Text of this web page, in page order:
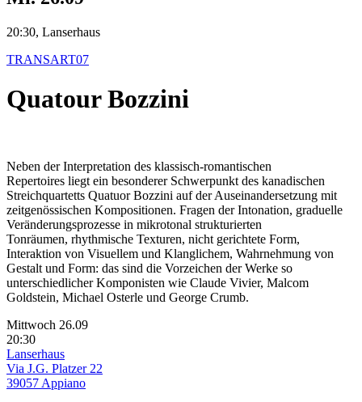
20:30, Lanserhaus
TRANSART07
Quatour Bozzini
Neben der Interpretation des klassisch-romantischen
Repertoires liegt ein besonderer Schwerpunkt des kanadischen
Streichquartetts Quatuor Bozzini auf der Auseinandersetzung mit
zeitgenössischen Kompositionen. Fragen der Intonation, graduelle
Veränderungsprozesse in mikrotonal strukturierten
Tonräumen, rhythmische Texturen, nicht gerichtete Form,
Interaktion von Visuellem und Klanglichem, Wahrnehmung von
Gestalt und Form: das sind die Vorzeichen der Werke so
unterschiedlicher Komponisten wie Claude Vivier, Malcom
Goldstein, Michael Osterle und George Crumb.
Mittwoch 26.09
20:30
Lanserhaus
Via J.G. Platzer 22
39057 Appiano